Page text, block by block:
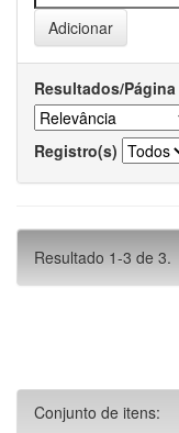
Resultados/Página
Registro(s)
Resultado 1-3 de 3.
Conjunto de itens: